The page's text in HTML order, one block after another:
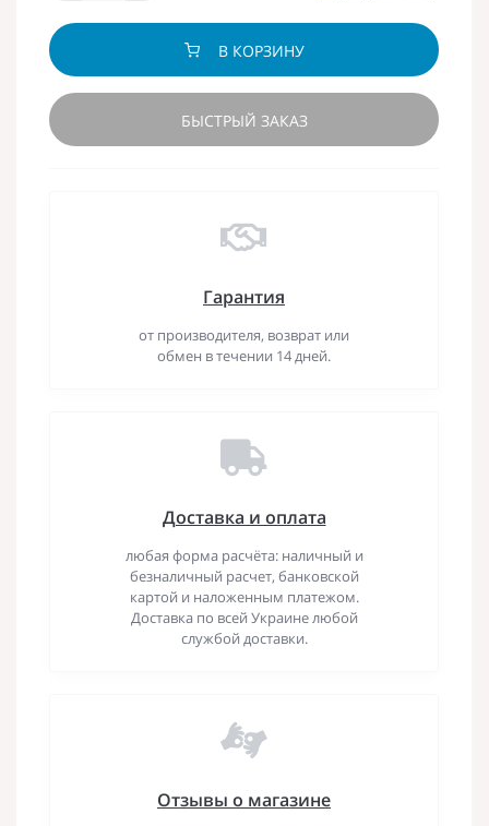
В КОРЗИНУ
БЫСТРЫЙ ЗАКАЗ
Гарантия
от производителя, возврат или
обмен в течении 14 дней.
Доставка и оплата
любая форма расчёта: наличный и
безналичный расчет, банковской
картой и наложенным платежом.
Доставка по всей Украине любой
службой доставки.
Отзывы о магазине